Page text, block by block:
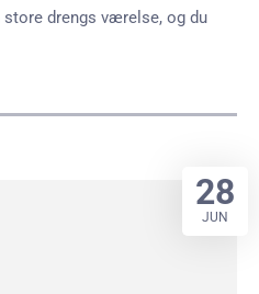
store drengs værelse, og du
28
JUN